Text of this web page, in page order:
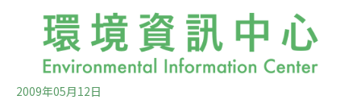
陽市──日本川崎市環境友好型城市的合作備忘錄》。
2009年05月12日